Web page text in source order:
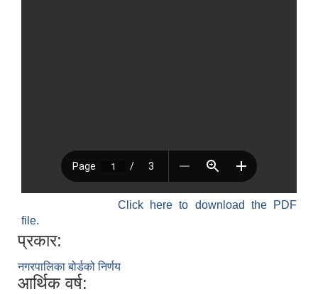
Click here to download the PDF
file.
प्रकार:
नगरपालिका बोर्डको निर्णय
आर्थिक वर्ष: